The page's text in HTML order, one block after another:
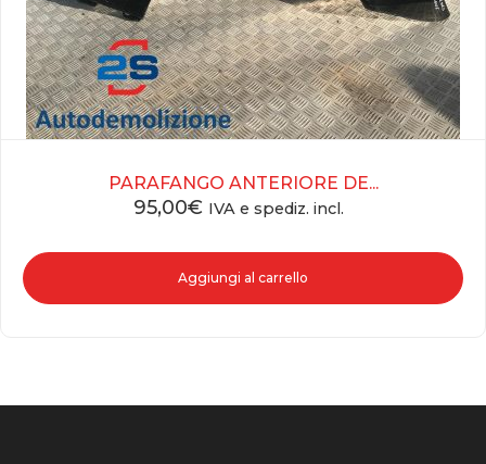
PARAFANGO ANTERIORE DE...
95,00€ IVA e spediz. incl.
Aggiungi al carrello